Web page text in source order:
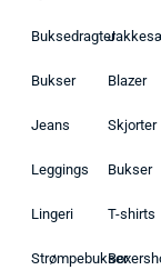
Buksedragter
Bukser
Jeans
Leggings
Lingeri
Strømpebukser
Blazer
Skjorter
Bukser
T-shirts